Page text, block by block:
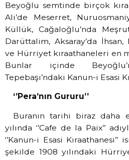
Beyoğlu semtinde birçok
Ali’de Meserret,
Küllük, Cağaloğlu’nda
Darüttalim, Aksaray’da
ve Hürriyet kıraathaneleri en
Bunlar içinde
Tepebaşı’ndaki Kanun-i Esasi
‘’Pera’nın Gururu’’
Buranın tarihi biraz daha
yılında ‘’Cafe de la Paix’’
‘’Kanun-i Esasi
şekilde 1908 yılındaki